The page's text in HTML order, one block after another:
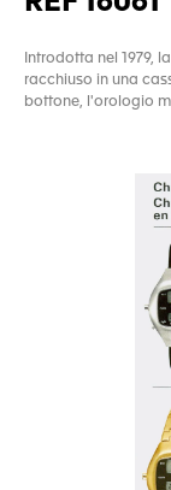
Introdotta nel 1979,
racchiuso in una
bottone, l'orologio